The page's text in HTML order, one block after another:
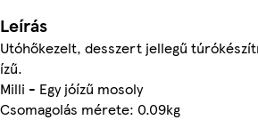
Leírás
Utóhőkezelt, desszert jellegű
ízű.
Milli - Egy jóízű mosoly
Csomagolás mérete: 0.09kg